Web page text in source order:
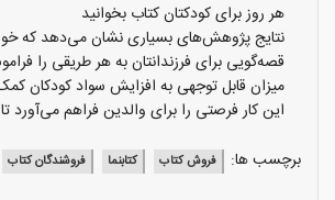
هر روز برای کودکتان کتاب بخوانید
نتایج پژوهش‌های بسیاری نشان می‌دهد که
این کار فرصتی را برای والدین فراهم می‌آورد
برچسب ها:
فروش کتاب کتابنما فروشندگان کتاب